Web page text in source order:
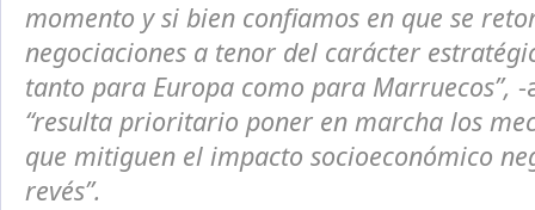
momento y si bien confiamos en que se
negociaciones a tenor del carácter
tanto para Europa como para Marruecos”, -
“resulta prioritario poner en marcha los
que mitiguen el impacto socioeconómico
revés”.